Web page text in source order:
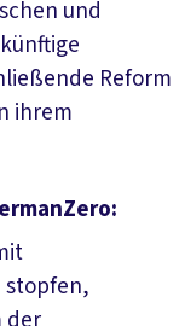
und
Reform
ihrem
stopfen,